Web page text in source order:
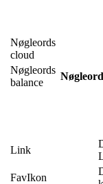
Nøgleords
cloud
Nøgleords
balance
Nøgleord
Link
FavIkon